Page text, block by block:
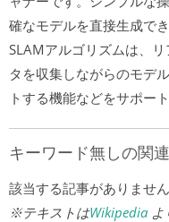
確なモデルを直接生成で
SLAMアルゴリズムは、
タを収集しながらのモデ
トする機能などをサポー
キーワード無しの関
該当する記事がありません
※テキストはWikipedia よ